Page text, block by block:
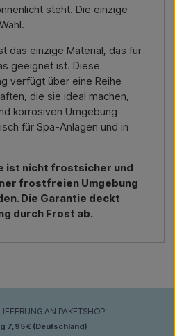
steht. Die einzige
das einzige Material, das für
geeignet ist. Diese
verfügt über eine Reihe
die sie ideal machen,
korrosiven Umgebung
für Spa-Anlagen und in
ist nicht frostsicher und
frostfreien Umgebung
Die Garantie deckt
durch Frost ab.
AN PAKETSHOP
7,95 € (Deutschland)